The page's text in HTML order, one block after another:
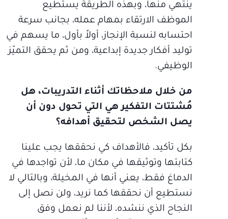
ينتهي منها، وبهذه الطريقة يستطيع
الموظف الارتقاء بمهام عمله، بجانب سرعة
احتسابه لنسبة الإنجاز، أولاً بأول، ما يسهم في
توليد أفكار جديدة إبداعية، ومن ثم يحقق التميّز
الوظيفي.
من خلال ملاحظاتك أثناء التدريبات، هل
مُشتتات التفكير هي التي تحول دون أن
يصل الشخص لتحقيق أهدافه؟
بكل تأكيد، فالأهداف كي نحققها يجب علينا
كتابتها وتوثيقها في مكان ما، لأن تواجدها في
الدماغ فقط، يعني أنها في المخيلة، وبالتالي لا
نستطيع أن نحققها كما نريد، ولن نصل إلى
النجاح الذي ننشده، لأننا لم نعمل وفق